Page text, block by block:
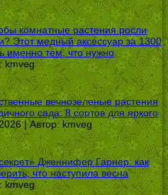
комнатные растения росли
Этот медный аксессуар за 1300
именно тем, что нужно
kmveg
вечнозеленые растения
сада: 8 сортов для яркого
| Автор:kmveg
Дженнифер Гарнер: как
что наступила весна
kmveg